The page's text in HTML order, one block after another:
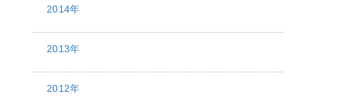
2014年
2013年
2012年